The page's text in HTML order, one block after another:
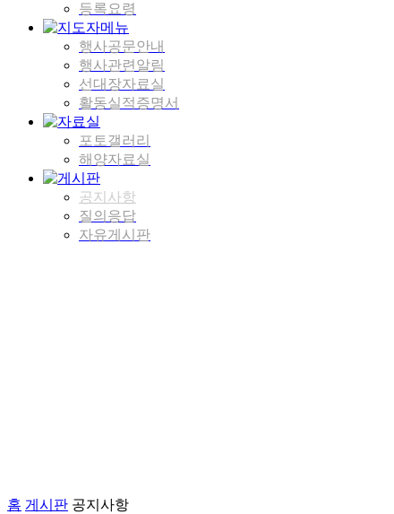
등록요령
행사공문안내
행사관련알림
선대장자료실
활동실적증명서
포토갤러리
해양자료실
공지사항
질의응답
자유게시판
홈 게시판 공지사항